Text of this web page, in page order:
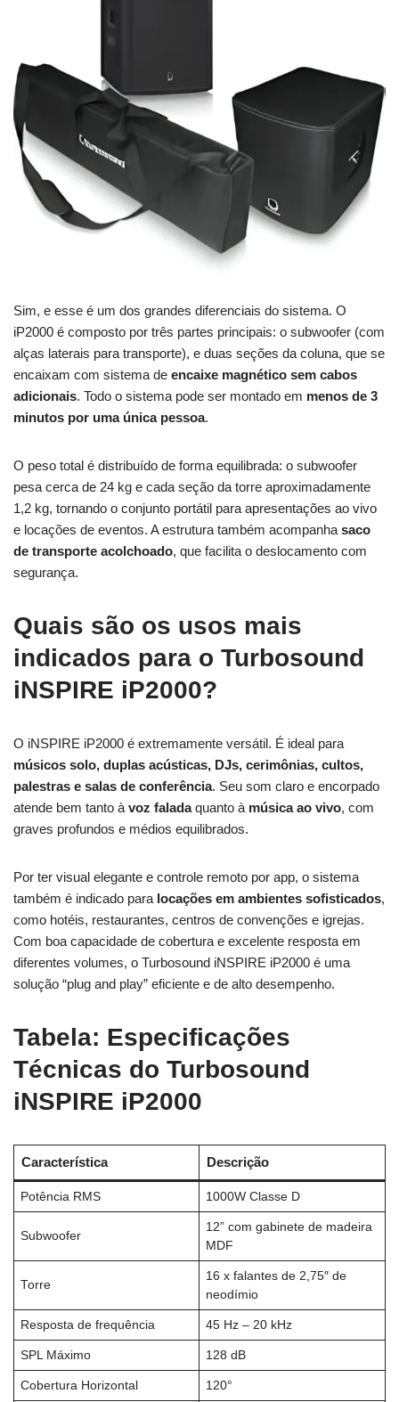
Sim, e esse é um dos grandes diferenciais do sistema. O
iP2000 é composto por três partes principais: o subwoofer (com
alças laterais para transporte), e duas seções da coluna, que se
encaixam com sistema de encaixe magnético sem cabos
adicionais. Todo o sistema pode ser montado em menos de 3
minutos por uma única pessoa.
O peso total é distribuído de forma equilibrada: o subwoofer
pesa cerca de 24 kg e cada seção da torre aproximadamente
1,2 kg, tornando o conjunto portátil para apresentações ao vivo
e locações de eventos. A estrutura também acompanha saco
de transporte acolchoado, que facilita o deslocamento com
segurança.
Quais são os usos mais
indicados para o Turbosound
iNSPIRE iP2000?
O iNSPIRE iP2000 é extremamente versátil. É ideal para
músicos solo, duplas acústicas, DJs, cerimônias, cultos,
palestras e salas de conferência. Seu som claro e encorpado
atende bem tanto à voz faladaquanto à música ao vivo, com
graves profundos e médios equilibrados.
Por ter visual elegante e controle remoto por app, o sistema
também é indicado para locações em ambientes sofisticados,
como hotéis, restaurantes, centros de convenções e igrejas.
Com boa capacidade de cobertura e excelente resposta em
diferentes volumes, o Turbosound iNSPIRE iP2000 é uma
solução “plug and play” eficiente e de alto desempenho.
Tabela: Especificações
Técnicas do Turbosound
iNSPIRE iP2000
Característica Descrição
Potência RMS 1000W Classe D
Subwoofer
12” com gabinete de madeira
MDF
Torre
16 x falantes de 2,75″ de
neodímio
Resposta de frequência 45 Hz – 20 kHz
SPL Máximo 128 dB
Cobertura Horizontal 120°